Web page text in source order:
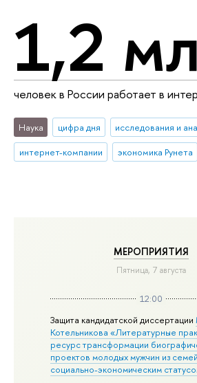
МЕРОПРИЯТИЯ
Пятница, 7 августа
12:00
Защита кандидатской диссертации
Котельникова «Литературные
ресурс трансформации
проектов молодых мужчин из
социально-экономическим
1,2
человек в России работает в
Наука цифра дня
исследования и
интернет-компании
экономика Рунета